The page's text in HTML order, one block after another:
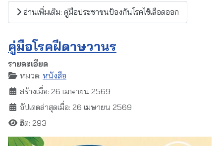
อ่านเพิ่มเติม: คู่มือประชาชนป้องกันโรคไข้เลือดออก
คู่มือโรคฝีดาษวานร
รายละเอียด
หมวด: หนังสือ
สร้างเมื่อ: 26 เมษายน 2569
อัปเดตล่าสุดเมื่อ: 26 เมษายน 2569
ฮิต: 293